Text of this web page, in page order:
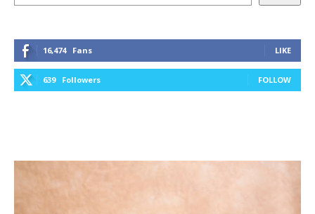
16,474 Fans LIKE
639 Followers FOLLOW